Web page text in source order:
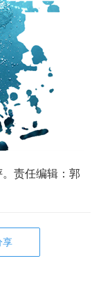
责任编辑：郭
享